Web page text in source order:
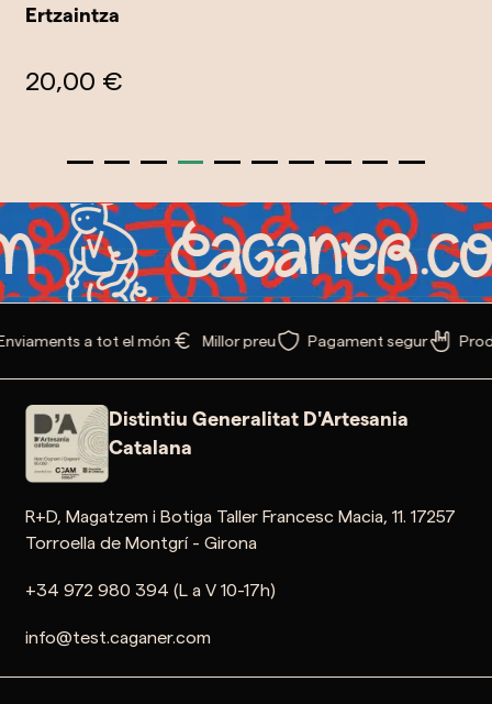
Ertzaintza
20,00 €
a tot el món Millor preu Pagament segur
Distintiu Generalitat D'Artesania
Catalana
R+D, Magatzem i Botiga Taller Francesc Macia, 11. 17257
Torroella de Montgrí - Girona
+34 972 980 394 (L a V 10-17h)
info@test.caganer.com